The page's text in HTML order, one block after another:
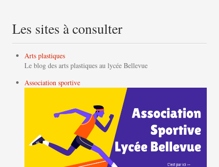
Les sites à consulter
Arts plastiques
Le blog des arts plastiques au lycée Bellevue
Association sportive